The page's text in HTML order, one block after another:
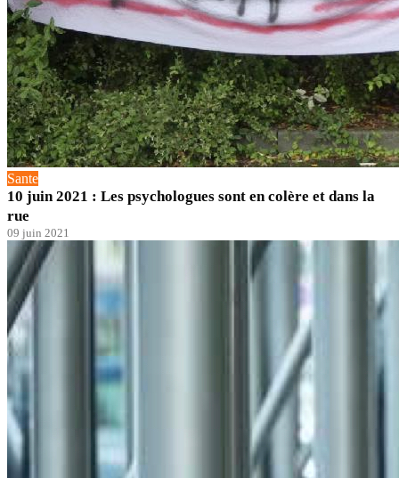
Sante
10 juin 2021 : Les psychologues sont en colère et dans la
rue
09 juin 2021